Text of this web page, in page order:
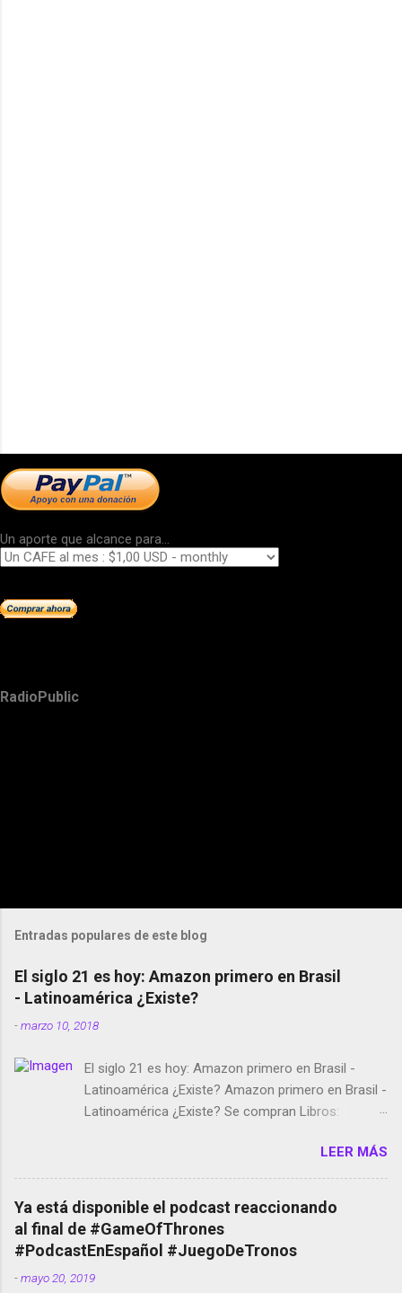
Un aporte que alcance para...
RadioPublic
Entradas populares de este blog
El siglo 21 es hoy: Amazon primero en Brasil
- Latinoamérica ¿Existe?
-marzo 10, 2018
El siglo 21 es hoy: Amazon primero en Brasil -
Latinoamérica ¿Existe? Amazon primero en Brasil -
Latinoamérica ¿Existe? Se compran Libros:
temporada de Black Mirror Twitter deja de verificar
cuentas Responden los fotógrafos Brian May y el
copyright en Instagram Música y vídeo selfies en la
red social Riddley Scott saca a Kevin Spacey de su
película Francisco regaña a los que usan el
smartphone en sus misas La serie de la Tierra
Media GoBee - StartUp de bicicletas de alquiler
LEER MÁS
Ya está disponible el podcast reaccionando
al final de #GameOfThrones
#PodcastEnEspañol #JuegoDeTronos
-mayo 20, 2019